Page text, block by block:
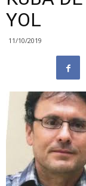
YOL
11/10/2019